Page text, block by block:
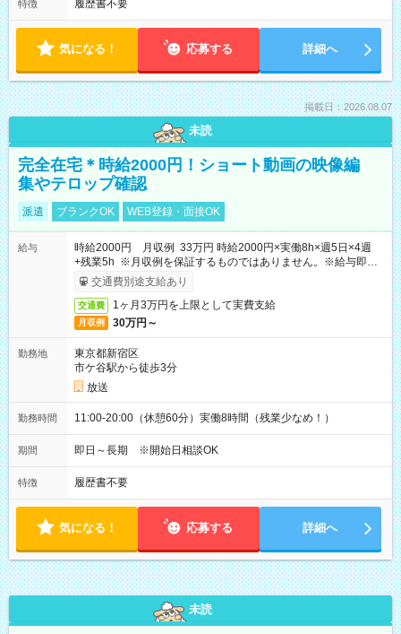
特徴 履歴書不要
気になる！ 応募する 詳細へ
掲載日：2026.08.07
未読
完全在宅＊時給2000円！ショート動画の映像編
集やテロップ確認
派遣 ブランクOK WEB登録・面接OK
給与
時給2000円 月収例 33万円 時給2000円×実働8h×週5日×4週
+残業5h ※月収例を保証するものではありません。※給与即受
取りサービス利用可（利用条件有）
交通費別途支給あり
交通費 1ヶ月3万円を上限として実費支給
月収例 30万円～
勤務地
東京都新宿区
市ケ谷駅から徒歩3分
放送
勤務時間 11:00-20:00（休憩60分）実働8時間（残業少なめ！）
期間 即日～長期 ※開始日相談OK
特徴 履歴書不要
気になる！ 応募する 詳細へ
未読